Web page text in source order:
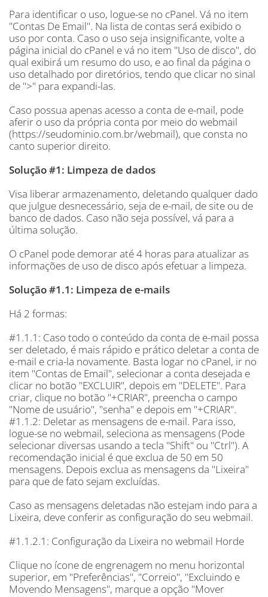
Para identificar o uso, logue-se no cPanel. Vá no item
"Contas De Email". Na lista de contas será exibido o
uso por conta. Caso o uso seja insignificante, volte a
página inicial do cPanel e vá no item "Uso de disco", do
qual exibirá um resumo do uso, e ao final da página o
uso detalhado por diretórios, tendo que clicar no sinal
de ">" para expandi-las.
Caso possua apenas acesso a conta de e-mail, pode
aferir o uso da própria conta por meio do webmail
(https://seudominio.com.br/webmail), que consta no
canto superior direito.
Solução #1: Limpeza de dados
Visa liberar armazenamento, deletando qualquer dado
que julgue desnecessário, seja de e-mail, de site ou de
banco de dados. Caso não seja possível, vá para a
última solução.
O cPanel pode demorar até 4 horas para atualizar as
informações de uso de disco após efetuar a limpeza.
Solução #1.1: Limpeza de e-mails
Há 2 formas:
#1.1.1: Caso todo o conteúdo da conta de e-mail possa
ser deletado, é mais rápido e prático deletar a conta de
e-mail e cria-la novamente. Basta logar no cPanel, ir no
item "Contas de Email", selecionar a conta desejada e
clicar no botão "EXCLUIR", depois em "DELETE". Para
criar, clique no botão "+CRIAR", preencha o campo
"Nome de usuário", "senha" e depois em "+CRIAR".
#1.1.2: Deletar as mensagens de e-mail. Para isso,
logue-se no webmail, seleciona as mensagens (Pode
selecionar diversas usando a tecla "Shift" ou "Ctrl"). A
recomendação inicial é que exclua de 50 em 50
mensagens. Depois exclua as mensagens da "Lixeira"
para que de fato sejam excluídas.
Caso as mensagens deletadas não estejam indo para a
Lixeira, deve conferir as configuração do seu webmail.
#1.1.2.1: Configuração da Lixeira no webmail Horde
Clique no ícone de engrenagem no menu horizontal
superior, em "Preferências", "Correio", "Excluindo e
Movendo Mensagens", marque a opção "Mover